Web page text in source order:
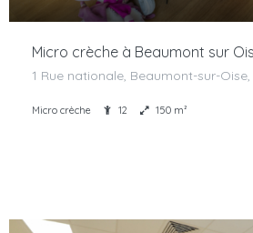
1 Rue nationale, Beaumont-sur-
Micro crèche 12 150 m²